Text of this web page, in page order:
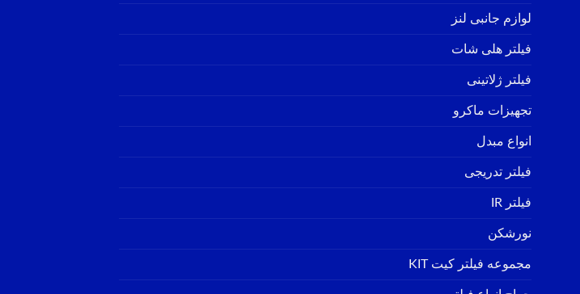
لوازم جانبی لنز
فیلتر هلی شات
فیلتر ژلاتینی
تجهیزات ماکرو
انواع مبدل
فیلتر تدریجی
فیلتر IR
نورشکن
مجموعه فیلتر کیت KIT